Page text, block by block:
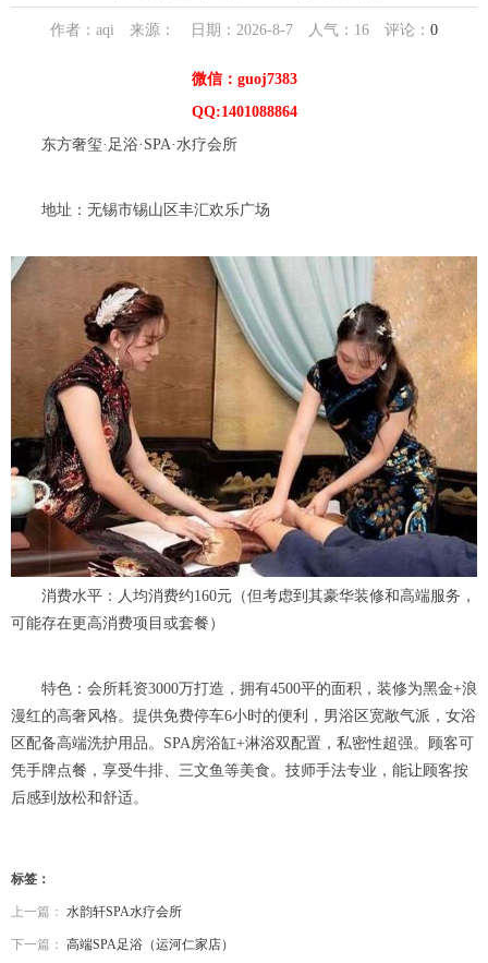
作者：aqi 来源： 日期：2026-8-7 人气： 16 评论： 0
微信：guoj7383
QQ:1401088864
东方奢玺·足浴·SPA·水疗会所
地址：无锡市锡山区丰汇欢乐广场
消费水平：人均消费约160元（但考虑到其豪华装修和高端服务，
可能存在更高消费项目或套餐）
特色：会所耗资3000万打造，拥有4500平的面积，装修为黑金+浪
漫红的高奢风格。提供免费停车6小时的便利，男浴区宽敞气派，女浴
区配备高端洗护用品。SPA房浴缸+淋浴双配置，私密性超强。顾客可
凭手牌点餐，享受牛排、三文鱼等美食。技师手法专业，能让顾客按
后感到放松和舒适。
标签：
上一篇： 水韵轩SPA水疗会所
下一篇： 高端SPA足浴（运河仁家店）